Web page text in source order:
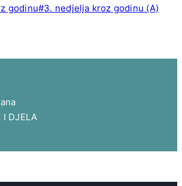
godinu#3. nedjelja kroz godinu (A)
I DJELA